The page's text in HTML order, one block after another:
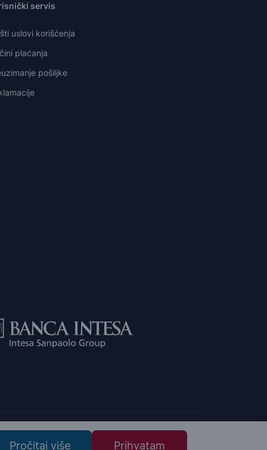
Pročitaj više Prihvatam
servis
uslovi korišćenja
plaćanja
pošiljke